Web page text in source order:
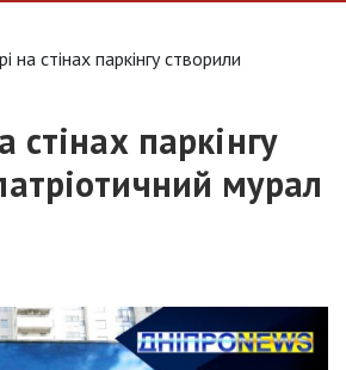
на стінах паркінгу створили
стінах паркінгу
мурал